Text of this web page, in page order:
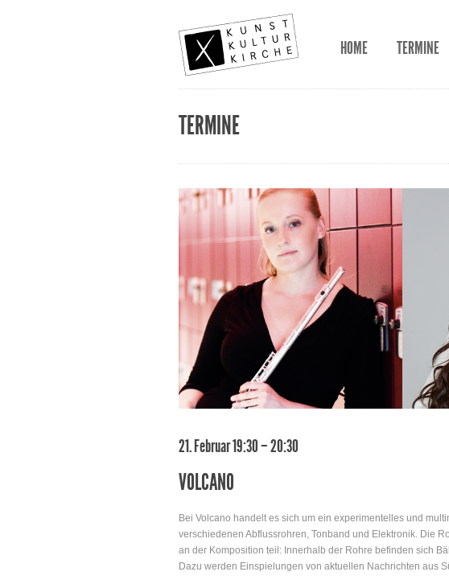
HOME TERMINE
TERMINE
21. Februar 19:30 – 20:30
VOLCANO
Bei Volcano handelt es sich um ein experimentelles und
verschiedenen Abflussrohren, Tonband und Elektronik. Die
an der Komposition teil: Innerhalb der Rohre befinden sich
Dazu werden Einspielungen von aktuellen Nachrichten aus